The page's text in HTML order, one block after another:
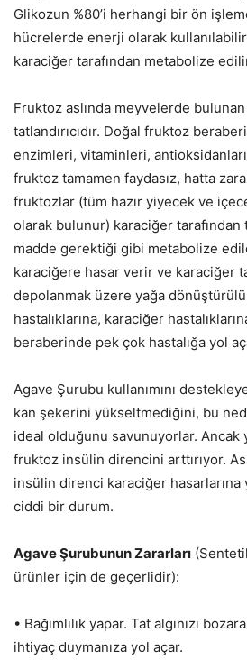
Glikozun %80’i herhangi bir ön
hücrelerde enerji olarak
karaciğer tarafından metabolize
Fruktoz aslında meyvelerde
tatlandırıcıdır. Doğal fruktoz
enzimleri, vitaminleri,
fruktoz tamamen faydasız, hatta
fruktozlar (tüm hazır yiyecek ve
olarak bulunur) karaciğer tarafından
madde gerektiği gibi metabolize
karaciğere hasar verir ve karaciğer
depolanmak üzere yağa
hastalıklarına, karaciğer
beraberinde pek çok hastalığa yol
Agave Şurubu kullanımını
kan şekerini yükseltmediğini, bu
ideal olduğunu savunuyorlar. Ancak
fruktoz insülin direncini arttırıyor.
insülin direnci karaciğer hasarlarına
ciddi bir durum.
Agave Şurubunun Zararları
ürünler için de geçerlidir):
• Bağımlılık yapar. Tat algınızı
ihtiyaç duymanıza yol açar.